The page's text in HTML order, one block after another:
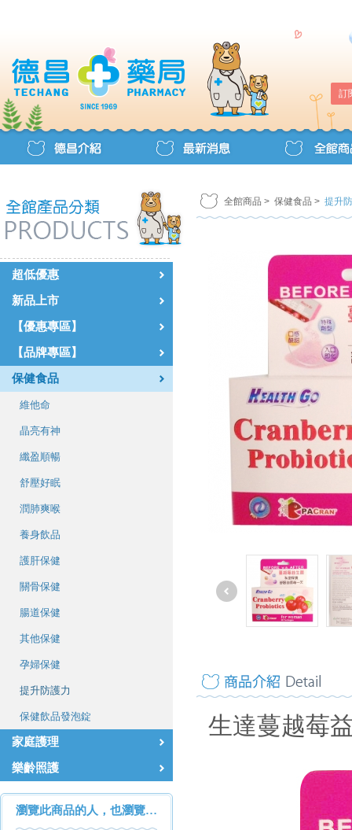
訂
超低優惠
新品上市
【優惠專區】
【品牌專區】
保健食品
維他命
晶亮有神
纖盈順暢
舒壓好眠
潤肺爽喉
養身飲品
護肝保健
關骨保健
腸道保健
其他保健
孕婦保健
提升防護力
保健飲品發泡錠
家庭護理
樂齡照護
瀏覽此商品的人，也瀏覽…
全館商品 > 保健食品 > 提升
生達蔓越莓